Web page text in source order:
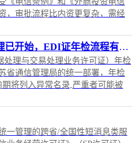
，审批流程比内资更复杂，需经
始，EDI证年检流程有哪些？
处理与交易处理业务许可证）年检
省通信管理局的统一部署，年检
期将列入异常名录,严重者可能被
一管理的跨省/全国性短消息类服